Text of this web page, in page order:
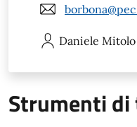
Daniele Mitolo
Strumenti